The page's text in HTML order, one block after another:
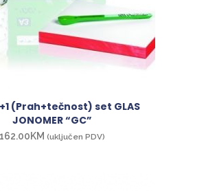
(Prah+tečnost) set GLAS
JONOMER “GC”
162.00KM (uključen PDV)